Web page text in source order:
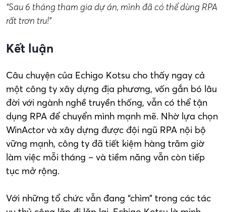
“Sau 6 tháng tham gia dự án, mình đã có thể dùng RPA
rất trơn tru!”
Kết luận
Câu chuyện của Echigo Kotsu cho thấy ngay cả
một công ty xây dựng địa phương, vốn gắn bó lâu
đời với ngành nghề truyền thống, vẫn có thể tận
dụng RPA để chuyển mình mạnh mẽ. Nhờ lựa chọn
WinActor và xây dựng được đội ngũ RPA nội bộ
vững mạnh, công ty đã tiết kiệm hàng trăm giờ
làm việc mỗi tháng – và tiềm năng vẫn còn tiếp
tục mở rộng.
Với những tổ chức vẫn đang “chìm” trong các tác